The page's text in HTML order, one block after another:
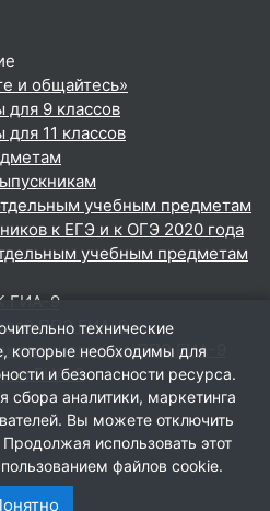
и общайтесь»
9 классов
11 классов
учебным предметам
к ЕГЭ и к ОГЭ 2020 года
учебным предметам
ГИА-9
ППЭ ГИА-9
специалистов ППЭ ГИА-9
ГИА-9
технические
которые необходимы для
и безопасности ресурса.
аналитики, маркетинга
Вы можете отключить
использовать этот
файлов cookie.